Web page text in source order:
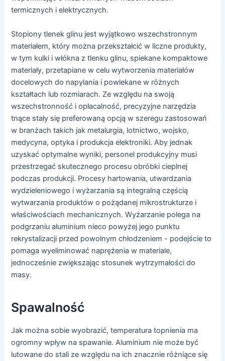
termicznych i elektrycznych.
Stopiony tlenek glinu jest wyjątkowo wszechstronnym
materiałem, który można przekształcić w liczne produkty,
w tym kulki i włókna z tlenku glinu, spiekane kompaktowe
materiały, przetapiane w celu wytworzenia materiałów
docelowych do napylania i powlekane w różnych
kształtach lub rozmiarach. Ze względu na swoją
wszechstronność i opłacalność, precyzyjne narzędzia
tnące stały się preferowaną opcją w szeregu zastosowań
w branżach takich jak metalurgia, lotnictwo, wojsko,
medycyna, optyka i produkcja elektroniki. Aby jednak
uzyskać optymalne wyniki, personel produkcyjny musi
przestrzegać skutecznego procesu obróbki cieplnej
podczas produkcji. Procesy hartowania, utwardzania
wydzieleniowego i wyżarzania są integralną częścią
wytwarzania produktów o pożądanej mikrostrukturze i
właściwościach mechanicznych. Wyżarzanie polega na
podgrzaniu aluminium nieco powyżej jego punktu
rekrystalizacji przed powolnym chłodzeniem - podejście to
pomaga wyeliminować naprężenia w materiale,
jednocześnie zwiększając stosunek wytrzymałości do
masy.
Spawalność
Jak można sobie wyobrazić, temperatura topnienia ma
ogromny wpływ na spawanie. Aluminium nie może być
lutowane do stali ze względu na ich znacznie różniące się